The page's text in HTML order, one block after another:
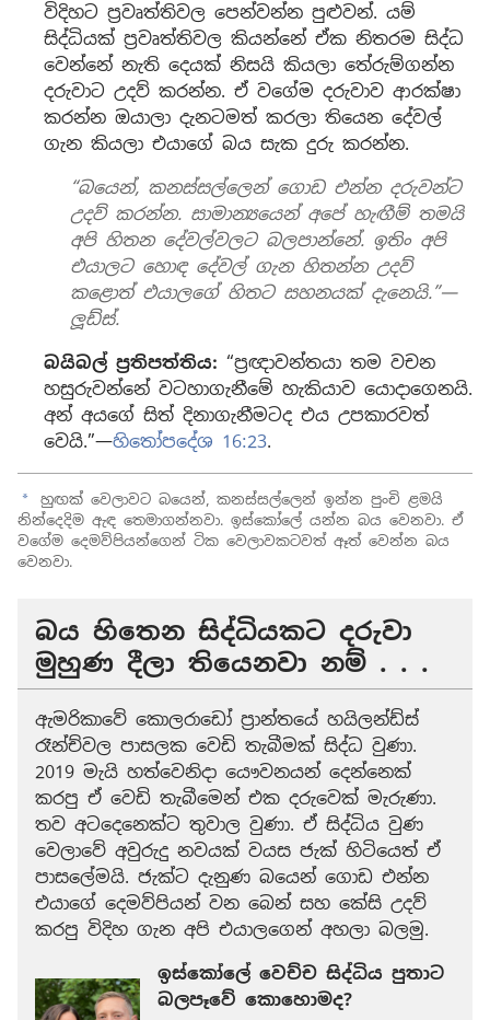
විදිහට ප්‍රවෘත්තිවල පෙන්වන්න පුළුවන්. යම්
සිද්ධියක් ප්‍රවෘත්තිවල කියන්නේ ඒක නිතරම සිද්ධ
වෙන්නේ නැති දෙයක් නිසයි කියලා තේරුම්ගන්න
දරුවාට උදව් කරන්න. ඒ වගේම දරුවාව ආරක්ෂා
කරන්න ඔයාලා දැනටමත් කරලා තියෙන දේවල්
ගැන කියලා එයාගේ බය සැක දුරු කරන්න.
“බයෙන්, කනස්සල්ලෙන් ගොඩ එන්න දරුවන්ට
උදව් කරන්න. සාමාන්‍යයෙන් අපේ හැඟීම් තමයි
අපි හිතන දේවල්වලට බලපාන්නේ. ඉතිං අපි
එයාලට හොඳ දේවල් ගැන හිතන්න උදව්
කළොත් එයාලගේ හිතට සහනයක් දැනෙයි.”—
ලූඩ්ස්.
බයිබල් ප්‍රතිපත්තිය: “ප්‍රඥාවන්තයා තම වචන
හසුරුවන්නේ වටහාගැනීමේ හැකියාව යොදාගෙනයි.
අන් අයගේ සිත් දිනාගැනීමටද එය උපකාරවත්
වෙයි.”—හිතෝපදේශ 16:23.
a
හුඟක් වෙලාවට බයෙන්, කනස්සල්ලෙන් ඉන්න පුංචි ළමයි
නින්දෙදිම ඇඳ තෙමාගන්නවා. ඉස්කෝලේ යන්න බය වෙනවා. ඒ
වගේම දෙමව්පියන්ගෙන් ටික වෙලාවකටවත් ඈත් වෙන්න බය
වෙනවා.
බය හිතෙන සිද්ධියකට දරුවා
මුහුණ දීලා තියෙනවා නම් . . .
ඇමරිකාවේ කොලරාඩෝ ප්‍රාන්තයේ හයිලන්ඩ්ස්
රෑන්ච්වල පාසලක වෙඩි තැබීමක් සිද්ධ වුණා.
2019 මැයි හත්වෙනිදා යෞවනයන් දෙන්නෙක්
කරපු ඒ වෙඩි තැබීමෙන් එක දරුවෙක් මැරුණා.
තව අටදෙනෙක්ට තුවාල වුණා. ඒ සිද්ධිය වුණ
වෙලාවේ අවුරුදු නවයක් වයස ජැක් හිටියෙත් ඒ
පාසලේමයි. ජැක්ට දැනුණ බයෙන් ගොඩ එන්න
එයාගේ දෙමව්පියන් වන බෙන් සහ කේසි උදව්
කරපු විදිහ ගැන අපි එයාලගෙන් අහලා බලමු.
ඉස්කෝලේ වෙච්ච සිද්ධිය පුතාට
බලපෑවේ කොහොමද?